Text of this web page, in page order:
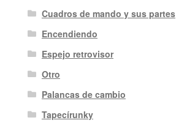
Cuadros de mando y sus partes
Encendiendo
Espejo retrovisor
Otro
Palancas de cambio
Tapecírunky